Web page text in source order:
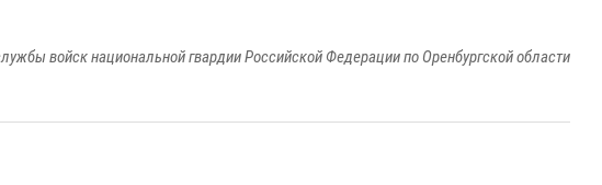
войск национальной гвардии Российской Федерации по Оренбургской области